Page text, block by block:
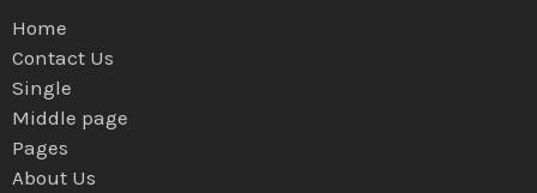
Home
Contact Us
Single
Middle page
Pages
About Us